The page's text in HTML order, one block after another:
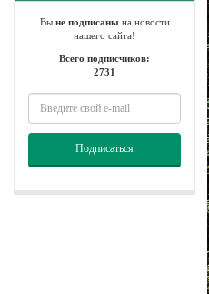
Вы не подписанына новости
нашего сайта!
Всего подписчиков:
2731
Подписаться